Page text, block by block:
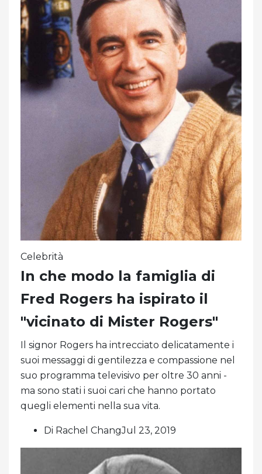
Celebrità
In che modo la famiglia di
Fred Rogers ha ispirato il
"vicinato di Mister Rogers"
Il signor Rogers ha intrecciato delicatamente i
suoi messaggi di gentilezza e compassione nel
suo programma televisivo per oltre 30 anni -
ma sono stati i suoi cari che hanno portato
quegli elementi nella sua vita.
Di Rachel ChangJul 23, 2019